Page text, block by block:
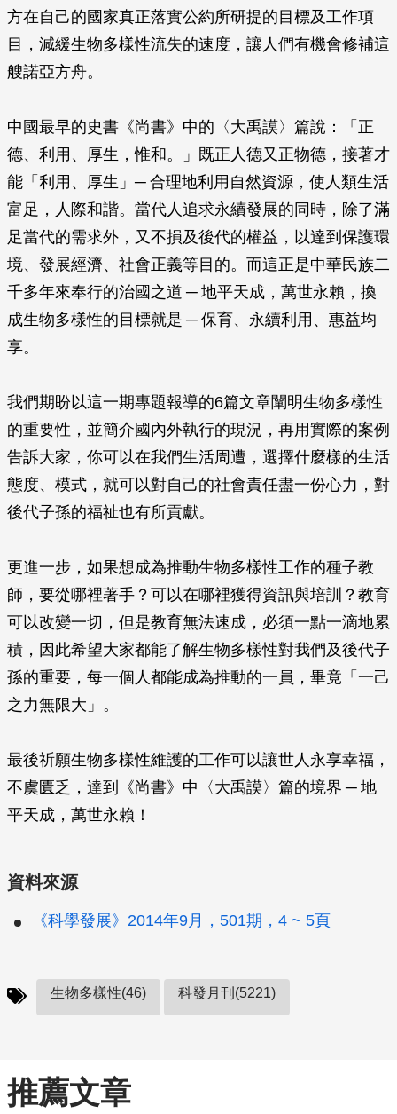
方在自己的國家真正落實公約所研提的目標及工作項
目，減緩生物多樣性流失的速度，讓人們有機會修補這
艘諾亞方舟。
中國最早的史書《尚書》中的〈大禹謨〉篇說：「正
德、利用、厚生，惟和。」既正人德又正物德，接著才
能「利用、厚生」─ 合理地利用自然資源，使人類生活
富足，人際和諧。當代人追求永續發展的同時，除了滿
足當代的需求外，又不損及後代的權益，以達到保護環
境、發展經濟、社會正義等目的。而這正是中華民族二
千多年來奉行的治國之道 ─ 地平天成，萬世永賴，換
成生物多樣性的目標就是 ─ 保育、永續利用、惠益均
享。
我們期盼以這一期專題報導的6篇文章闡明生物多樣性
的重要性，並簡介國內外執行的現況，再用實際的案例
告訴大家，你可以在我們生活周遭，選擇什麼樣的生活
態度、模式，就可以對自己的社會責任盡一份心力，對
後代子孫的福祉也有所貢獻。
更進一步，如果想成為推動生物多樣性工作的種子教
師，要從哪裡著手？可以在哪裡獲得資訊與培訓？教育
可以改變一切，但是教育無法速成，必須一點一滴地累
積，因此希望大家都能了解生物多樣性對我們及後代子
孫的重要，每一個人都能成為推動的一員，畢竟「一己
之力無限大」。
最後祈願生物多樣性維護的工作可以讓世人永享幸福，
不虞匱乏，達到《尚書》中〈大禹謨〉篇的境界 ─ 地
平天成，萬世永賴！
資料來源
《科學發展》2014年9月，501期，4 ~ 5頁
生物多樣性(46) 科發月刊(5221)
推薦文章